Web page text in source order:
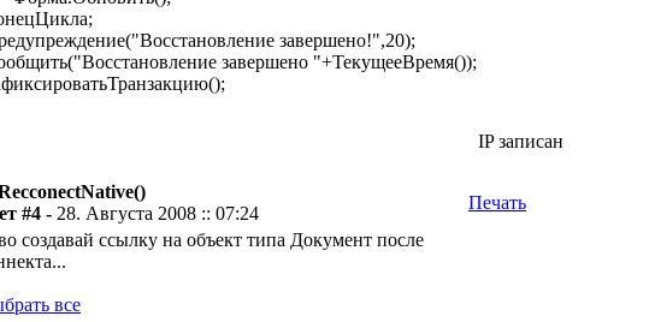
завершено!",20);
завершено "+ТекущееВремя());
IP записан
#4 - 28. Августа 2008 :: 07:24
Печать
создавай ссылку на объект типа Документ после